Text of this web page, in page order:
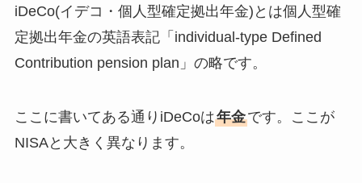
iDeCo(イデコ・個人型確定拠出年金)とは個人型確
定拠出年金の英語表記「individual-type Defined
Contribution pension plan」の略です。
ここに書いてある通りiDeCoは年金です。ここが
NISAと大きく異なります。